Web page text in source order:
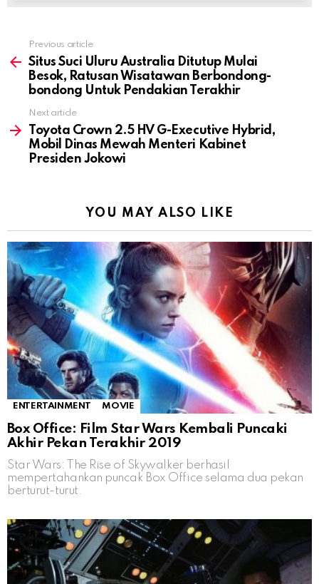
more
Previous article
Situs Suci Uluru Australia Ditutup Mulai
Besok, Ratusan Wisatawan Berbondong-
bondong Untuk Pendakian Terakhir
Next article
Toyota Crown 2.5 HV G-Executive Hybrid,
Mobil Dinas Mewah Menteri Kabinet
Presiden Jokowi
YOU MAY ALSO LIKE
ENTERTAINMENT MOVIE
Box Office: Film Star Wars Kembali Puncaki
Akhir Pekan Terakhir 2019
Star Wars: The Rise of Skywalker berhasil
mempertahankan puncak Box Office selama dua pekan
berturut-turut.